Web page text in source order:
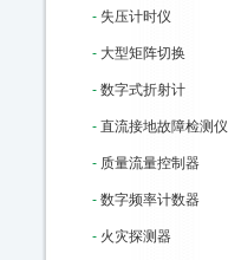
- 失压计时仪
- 大型矩阵切换
- 数字式折射计
- 直流接地故障检测仪
- 质量流量控制器
- 数字频率计数器
- 火灾探测器